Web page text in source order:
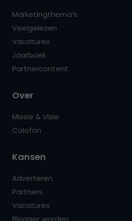
Marketingthema’s
Veelgelezen
Vacatures
Jaarboek
Partnercontent
Over
Missie & Visie
Colofon
Kansen
Adverteren
Partners
Vacatures
Blogger worden